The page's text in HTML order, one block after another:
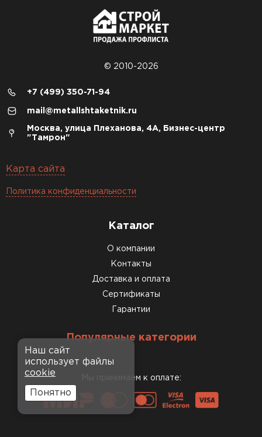
© 2010-2026
+7 (499) 350-71-94
mail@metallshtaketnik.ru
Москва, улица Плеханова, 4А, Бизнес-центр
"Тамрон"
Карта сайта
Политика конфиденциальности
Каталог
О компании
Контакты
Доставка и оплата
Сертификаты
Гарантии
Популярные категории
Мы принимаем к оплате:
Наш сайт
использует файлы
cookie
Понятно